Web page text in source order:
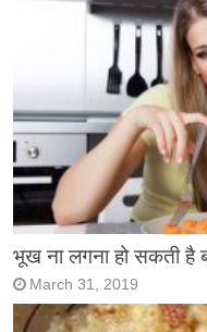
भूख ना लगना हो सकती है
March 31, 2019